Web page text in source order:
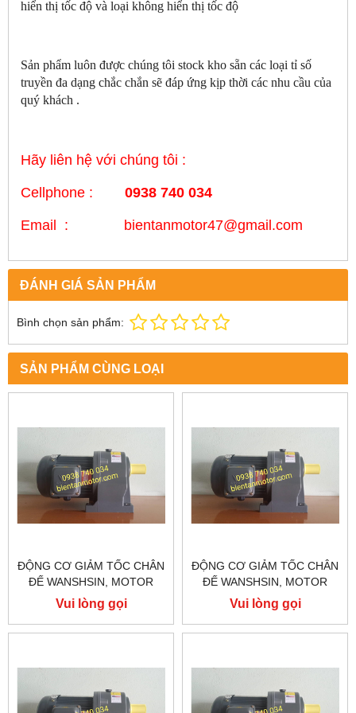
hiển thị tốc độ và loại không hiển thị tốc độ
Sản phẩm luôn được chúng tôi stock kho sẵn các loại tỉ số
truyền đa dạng chắc chắn sẽ đáp ứng kịp thời các nhu cầu của
quý khách .
Hãy liên hệ với chúng tôi :
Cellphone : 0938 740 034
Email : bientanmotor47@gmail.com
ĐÁNH GIÁ SẢN PHẨM
Bình chọn sản phẩm:
SẢN PHẨM CÙNG LOẠI
ĐỘNG CƠ GIẢM TỐC CHÂN
ĐẾ WANSHSIN, MOTOR
GIẢM TỐC WANSHSIN
200W GH28-200-150S
Vui lòng gọi
ĐỘNG CƠ GIẢM TỐC CHÂN
ĐẾ WANSHSIN, MOTOR
GIẢM TỐC WANSHSIN
200W GH28-200-120S
Vui lòng gọi